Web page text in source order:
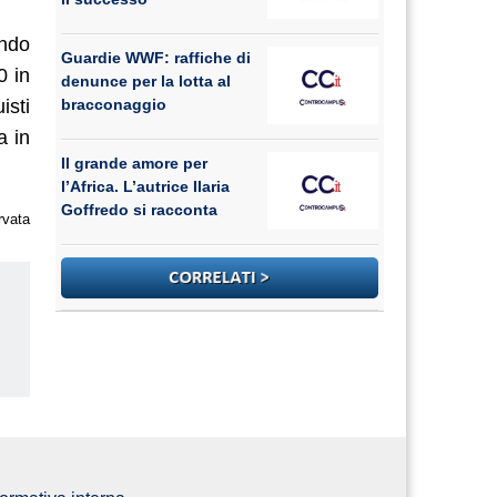
in
in
Guardie WWF: raffiche di
denunce per la lotta al
bracconaggio
Il grande amore per
l’Africa. L’autrice Ilaria
Goffredo si racconta